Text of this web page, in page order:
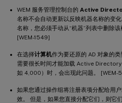
WEM 服务管理控制台的 Active
名称不会自动更新以反映机器名称的变
名称，您必须手动从“机器”列表中删除
[WEM-1549]
在选择计算机作为要还原的 AD 对象的
需要很长时间才能加载 Active Directory
如 4,000）时，会出现此问题。 [WEM-
如果您通过操作组将注册表项分配给用
效。 但是，如果您直接分配它们，则它